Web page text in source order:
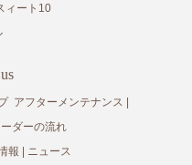
ィート10
アフターメンテナンス
ダーの流れ
報
ニュース